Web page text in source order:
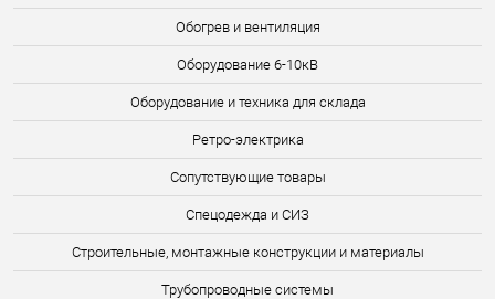
Обогрев и вентиляция
Оборудование 6-10кВ
Оборудование и техника для склада
Ретро-электрика
Сопутствующие товары
Спецодежда и СИЗ
Строительные, монтажные конструкции и материалы
Трубопроводные системы